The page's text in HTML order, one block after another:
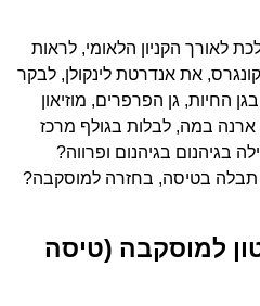
לאורך הקניון הלאומי, לראות
את אנדרטת לינקולן, לבקר
החיות, גן הפרפרים, מוזיאון
ארנה במה, לבלות בגולף מרכז
בגיהנום בגיהנום ופרווה?
תבלה בטיסה, בחזרה למוסקבה?
למוסקבה (טיסה